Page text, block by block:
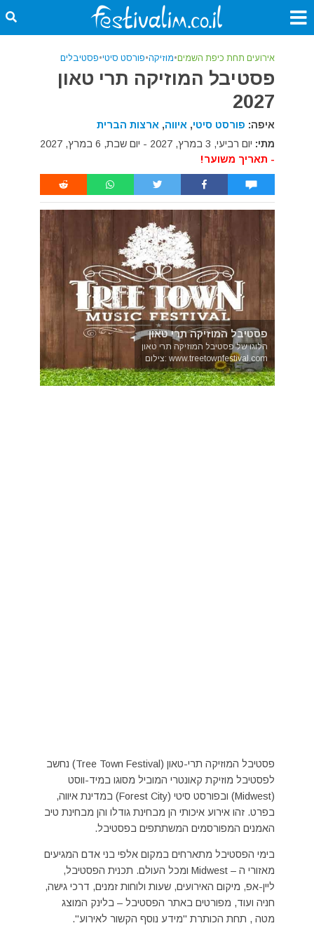
אירועים תחת כיפת השמים•מוזיקה•פורסט סיטי•פסטיבלים
פסטיבל המוזיקה תרי טאון
2027
איפה: פורסט סיטי, איווה, ארצות הברית
מתי: יום רביעי, 3 במרץ, 2027 - יום שבת, 6 במרץ, 2027
- תאריך משוער!
פסטיבל המוזיקה תרי טאון
הלוגו של פסטיבל המוזיקה תרי טאון
www.treetownfestival.com :צילום
פסטיבל המוזיקה תרי-טאון (Tree Town Festival) נחשב
לפסטיבל מוזיקת קאונטרי המוביל מסוגו במיד-ווסט
(Midwest) ובפורסט סיטי (Forest City) במדינת איווה,
בפרט. זהו אירוע איכותי הן מבחינת גודלו והן מבחינת טיב
האמנים המפורסמים המשתתפים בפסטיבל.
בימי הפסטיבל מתארחים במקום אלפי בני אדם המגיעים
מאזורי ה – Midwest ומכל העולם. תכנית הפסטיבל,
ליין-אפ, מיקום האירועים, שעות ולוחות זמנים, דרכי גישה,
חניה ועוד, מפורטים באתר הפסטיבל – בלינק המוצג
מטה , תחת הכותרת "מידע נוסף הקשור לאירוע".